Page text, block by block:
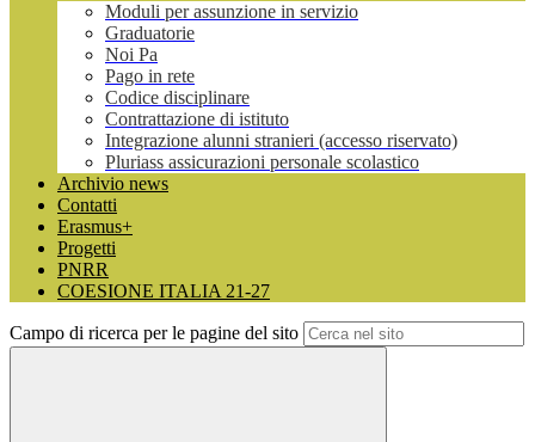
Moduli per assunzione in servizio
Graduatorie
Noi Pa
Pago in rete
Codice disciplinare
Contrattazione di istituto
Integrazione alunni stranieri (accesso riservato)
Pluriass assicurazioni personale scolastico
Archivio news
Contatti
Erasmus+
Progetti
PNRR
COESIONE ITALIA 21-27
Campo di ricerca per le pagine del sito